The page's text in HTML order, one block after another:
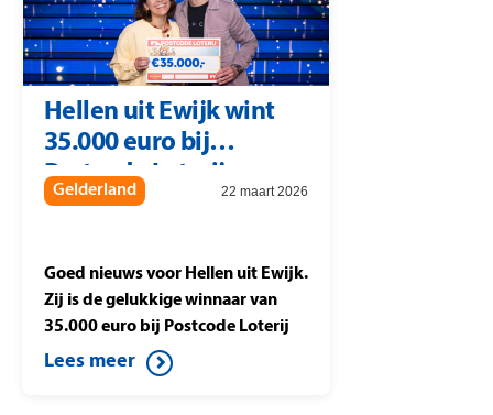
Loterij Miljoenenjacht. Ook de
buren uit Heiligerlee die
meespelen met postcode 9677 PJ
vallen in de prijzen. Zij
winnen 10.894 euro per lot
waarmee zij meespelen in de
Postcode Loterij.
Hellen uit Ewijk wint
35.000 euro bij
Postcode Loterij
Miljoenenjacht
Gelderland 22 maart 2026
Goed nieuws voor Hellen uit Ewijk.
Zij is de gelukkige winnaar van
35.000 euro bij Postcode Loterij
Miljoenenjacht. Ze speelt de halve
finale tegen Berteld uit Gorssel en
Lees meer